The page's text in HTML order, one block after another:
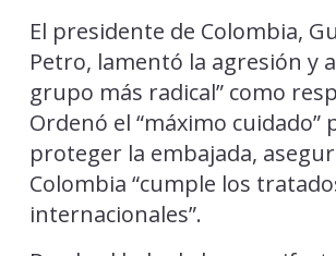
El presidente de Colombia,
Petro, lamentó la agresión y
grupo más radical” como
Ordenó el “máximo cuidado”
proteger la embajada,
Colombia “cumple los
internacionales”.